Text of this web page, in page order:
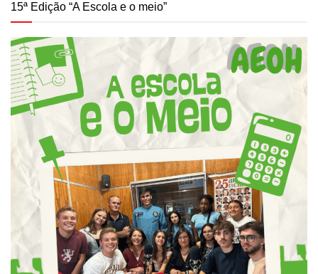
15ª Edição “A Escola e o meio”